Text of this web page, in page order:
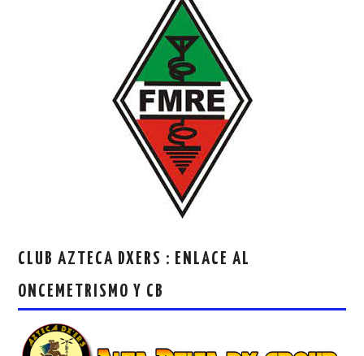
CLUB AZTECA DXERS : ENLACE AL
ONCEMETRISMO Y CB